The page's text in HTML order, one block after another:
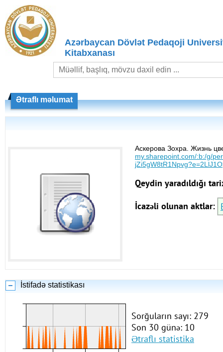
Azərbaycan Dövlət Pedaqoji
Kitabxanası
Ətraflı məlumat
Аскерова Зохра. Жизнь
my.sharepoint.com/:b:/g/
jZi5gW8tR1Npvg?e=2LlJ1O
Qeydin yaradıldığı
İcazəli olunan aktlar:
İstifadə statistikası
Sorğuların sayı: 279
Son 30 günə: 10
Ətraflı statistika